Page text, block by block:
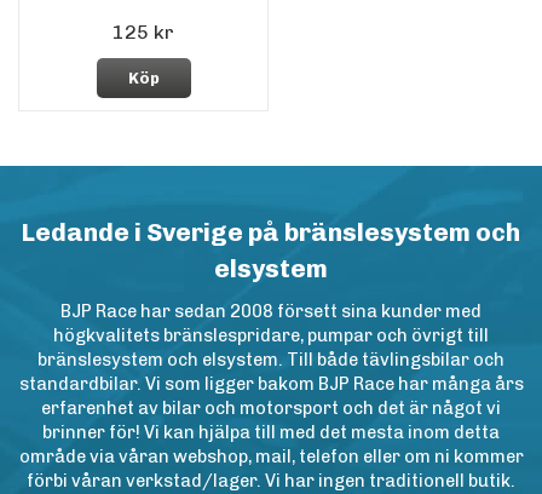
125 kr
Köp
Ledande i Sverige på bränslesystem och
elsystem
BJP Race har sedan 2008 försett sina kunder med
högkvalitets bränslespridare, pumpar och övrigt till
bränslesystem och elsystem. Till både tävlingsbilar och
standardbilar. Vi som ligger bakom BJP Race har många års
erfarenhet av bilar och motorsport och det är något vi
brinner för! Vi kan hjälpa till med det mesta inom detta
område via våran webshop, mail, telefon eller om ni kommer
förbi våran verkstad/lager. Vi har ingen traditionell butik.